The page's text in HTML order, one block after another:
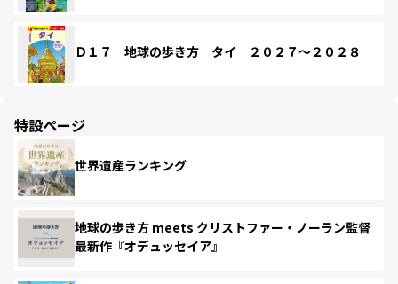
Ｄ１７ 地球の歩き方 タイ ２０２７～２０２８
特設ページ
世界遺産ランキング
地球の歩き方 meets クリストファー・ノーラン監督
最新作『オデュッセイア』